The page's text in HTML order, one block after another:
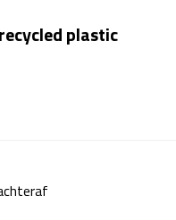
plastic